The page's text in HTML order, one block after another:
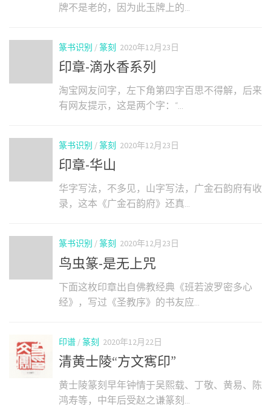
牌不是老的，因为此玉牌上的...
篆书识别 / 篆刻 2020年12月23日
印章-滴水香系列
淘宝网友问字，左下角第四字百思不得解，后来
有网友提示，这是两个字：“...
篆书识别 / 篆刻 2020年12月23日
印章-华山
华字写法，不多见，山字写法，广金石韵府有收
录，这本《广金石韵府》还真...
篆书识别 / 篆刻 2020年12月23日
鸟虫篆-是无上咒
下面这枚印章出自佛教经典《班若波罗密多心
经》，写过《圣教序》的书友应...
印谱 / 篆刻 2020年12月22日
清黄士陵“方文寯印”
黄士陵篆刻早年钟情于吴熙载、丁敬、黄易、陈
鸿寿等，中年后受赵之谦篆刻...